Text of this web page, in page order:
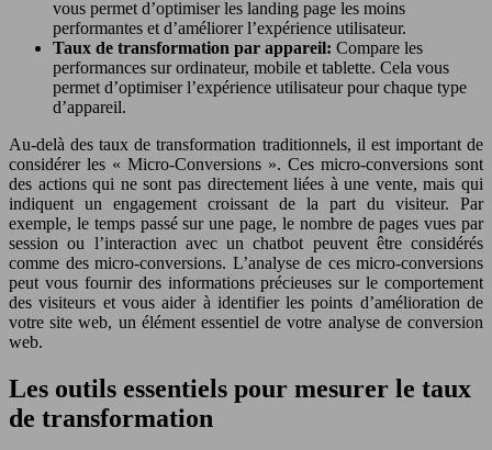
vous permet d’optimiser les landing page les moins
performantes et d’améliorer l’expérience utilisateur.
Taux de transformation par appareil: Compare les
performances sur ordinateur, mobile et tablette. Cela vous
permet d’optimiser l’expérience utilisateur pour chaque type
d’appareil.
Au-delà des taux de transformation traditionnels, il est important de
considérer les « Micro-Conversions ». Ces micro-conversions sont
des actions qui ne sont pas directement liées à une vente, mais qui
indiquent un engagement croissant de la part du visiteur. Par
exemple, le temps passé sur une page, le nombre de pages vues par
session ou l’interaction avec un chatbot peuvent être considérés
comme des micro-conversions. L’analyse de ces micro-conversions
peut vous fournir des informations précieuses sur le comportement
des visiteurs et vous aider à identifier les points d’amélioration de
votre site web, un élément essentiel de votre analyse de conversion
web.
Les outils essentiels pour mesurer le taux
de transformation